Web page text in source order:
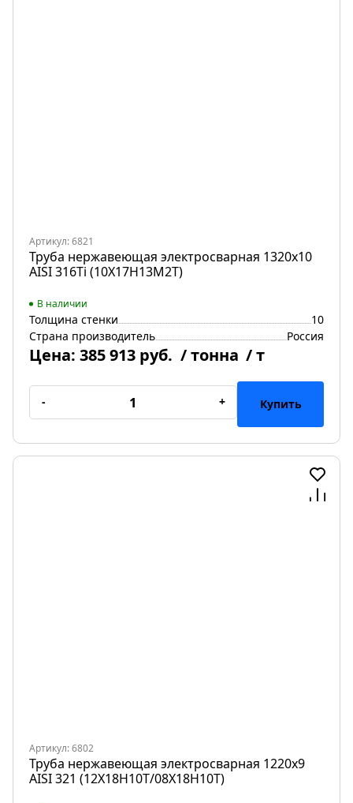
Артикул: 6821
Труба нержавеющая электросварная 1320х10
AISI 316Ti (10Х17Н13М2Т)
В наличии
Толщина стенки
10
Страна производитель
Россия
Цена: 385 913 руб. / тонна / т
- + Купить
Артикул: 6802
Труба нержавеющая электросварная 1220х9
AISI 321 (12Х18Н10Т/08Х18Н10Т)